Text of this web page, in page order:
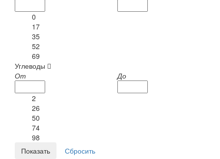
0
17
35
52
69
Углеводы
От
До
2
26
50
74
98